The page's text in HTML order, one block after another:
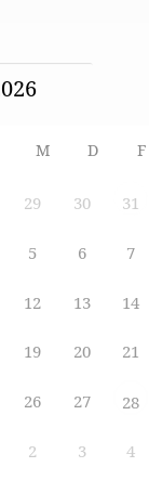
M D F
29 30 31
5 6 7
12 13 14
19 20 21
26 27 28
2 3 4